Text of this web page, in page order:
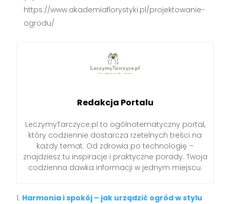
https://www.akademiaflorystyki.pl/projektowanie-
ogrodu/
Redakcja Portalu
LeczymyTarczyce.pl to ogólnotematyczny portal,
który codziennie dostarcza rzetelnych treści na
każdy temat. Od zdrowia po technologię –
znajdziesz tu inspiracje i praktyczne porady. Twoja
codzienna dawka informacji w jednym miejscu.
Harmonia i spokój – jak urządzić ogród w stylu